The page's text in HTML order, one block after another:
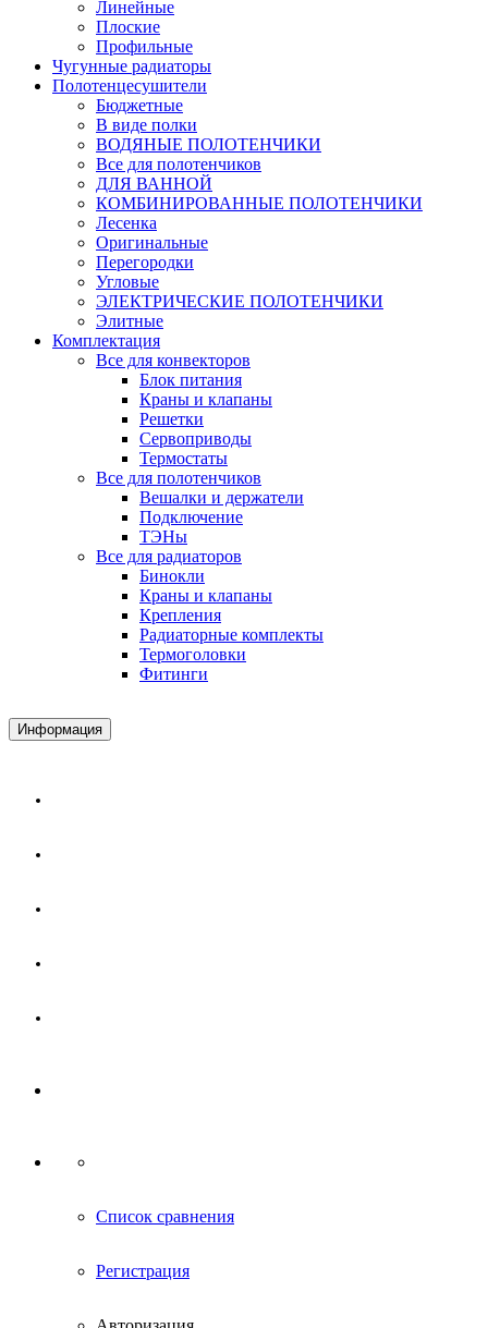
Линейные
Плоские
Профильные
Чугунные радиаторы
Полотенцесушители
Бюджетные
В виде полки
ВОДЯНЫЕ ПОЛОТЕНЧИКИ
Все для полотенчиков
ДЛЯ ВАННОЙ
КОМБИНИРОВАННЫЕ ПОЛОТЕНЧИКИ
Лесенка
Оригинальные
Перегородки
Угловые
ЭЛЕКТРИЧЕСКИЕ ПОЛОТЕНЧИКИ
Элитные
Комплектация
Все для конвекторов
Блок питания
Краны и клапаны
Решетки
Сервоприводы
Термостаты
Все для полотенчиков
Вешалки и держатели
Подключение
ТЭНы
Все для радиаторов
Бинокли
Краны и клапаны
Крепления
Радиаторные комплекты
Термоголовки
Фитинги
Информация
Список сравнения
Регистрация